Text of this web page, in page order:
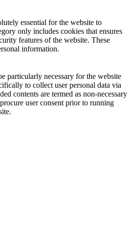
essential for the website to
only includes cookies that ensures
features of the website. These
information.
particularly necessary for the website
to collect user personal data via
contents are termed as non-necessary
user consent prior to running